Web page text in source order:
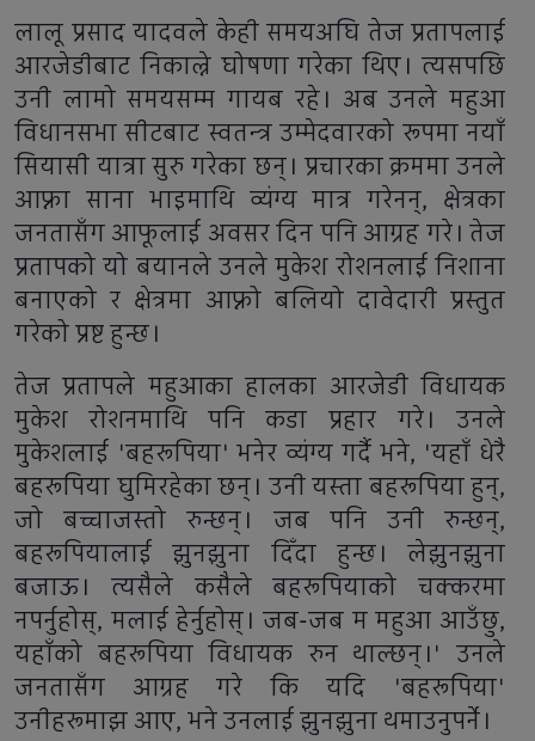
लालू प्रसाद यादवले केही समयअघि तेज प्रतापलाई
आरजेडीबाट निकाल्ने घोषणा गरेका थिए। त्यसपछि
उनी लामो समयसम्म गायब रहे। अब उनले महुआ
विधानसभा सीटबाट स्वतन्त्र उम्मेदवारको रूपमा नयाँ
सियासी यात्रा सुरु गरेका छन्। प्रचारका क्रममा उनले
आफ्ना साना भाइमाथि व्यंग्य मात्र गरेनन्, क्षेत्रका
जनतासँग आफूलाई अवसर दिन पनि आग्रह गरे। तेज
प्रतापको यो बयानले उनले मुकेश रोशनलाई निशाना
बनाएको र क्षेत्रमा आफ्नो बलियो दावेदारी प्रस्तुत
गरेको प्रष्ट हुन्छ।
तेज प्रतापले महुआका हालका आरजेडी विधायक
मुकेश रोशनमाथि पनि कडा प्रहार गरे। उनले
मुकेशलाई 'बहरूपिया' भनेर व्यंग्य गर्दै भने, 'यहाँ धेरै
बहरूपिया घुमिरहेका छन्। उनी यस्ता बहरूपिया हुन्,
जो बच्चाजस्तो रुन्छन्। जब पनि उनी रुन्छन्,
बहरूपियालाई झुनझुना दिँदा हुन्छ। लेझुनझुना
बजाऊ। त्यसैले कसैले बहरूपियाको चक्करमा
नपर्नुहोस्, मलाई हेर्नुहोस्। जब-जब म महुआ आउँछु,
यहाँको बहरूपिया विधायक रुन थाल्छन्।' उनले
जनतासँग आग्रह गरे कि यदि 'बहरूपिया'
उनीहरूमाझ आए, भने उनलाई झुनझुना थमाउनुपर्ने।